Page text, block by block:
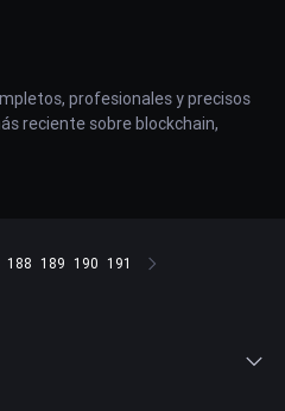
profesionales y precisos
reciente sobre blockchain,
188 189 190 191